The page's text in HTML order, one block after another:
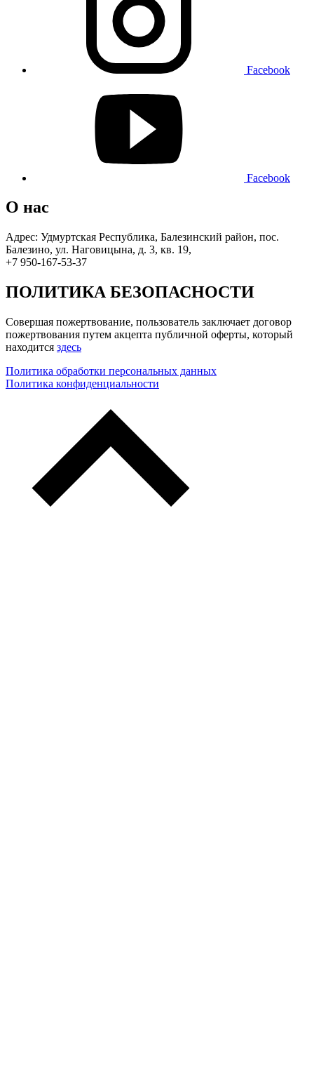
Facebook
Facebook
О нас
Адрес: Удмуртская Республика, Балезинский район, пос.
Балезино, ул. Наговицына, д. 3, кв. 19,
+7 950-167-53-37
ПОЛИТИКА БЕЗОПАСНОСТИ
Совершая пожертвование, пользователь заключает договор
пожертвования путем акцепта публичной оферты, который
находится здесь
Политика обработки персональных данных
Политика конфиденциальности